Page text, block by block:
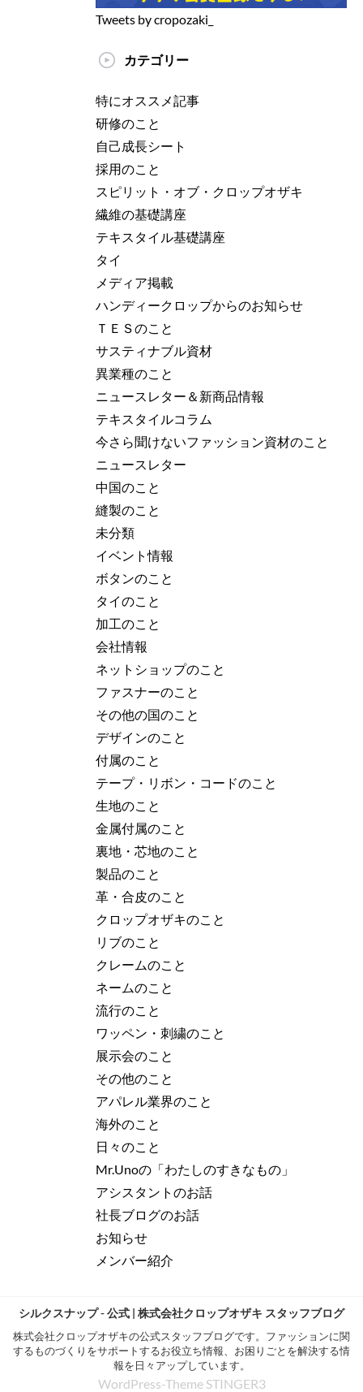
Tweets by cropozaki_
カテゴリー
特にオススメ記事
研修のこと
自己成長シート
採用のこと
スピリット・オブ・クロップオザキ
繊維の基礎講座
テキスタイル基礎講座
タイ
メディア掲載
ハンディークロップからのお知らせ
ＴＥＳのこと
サスティナブル資材
異業種のこと
ニュースレター＆新商品情報
テキスタイルコラム
今さら聞けないファッション資材のこと
ニュースレター
中国のこと
縫製のこと
未分類
イベント情報
ボタンのこと
タイのこと
加工のこと
会社情報
ネットショップのこと
ファスナーのこと
その他の国のこと
デザインのこと
付属のこと
テープ・リボン・コードのこと
生地のこと
金属付属のこと
裏地・芯地のこと
製品のこと
革・合皮のこと
クロップオザキのこと
リブのこと
クレームのこと
ネームのこと
流行のこと
ワッペン・刺繍のこと
展示会のこと
その他のこと
アパレル業界のこと
海外のこと
日々のこと
Mr.Unoの「わたしのすきなもの」
アシスタントのお話
社長ブログのお話
お知らせ
メンバー紹介
シルクスナップ - 公式 | 株式会社クロップオザキ スタッフブログ
株式会社クロップオザキの公式スタッフブログです。ファッションに関
するものづくりをサポートするお役立ち情報、お困りごとを解決する情
報を日々アップしています。
WordPress-Theme STINGER3